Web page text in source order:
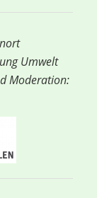
Umwelt
Moderation: